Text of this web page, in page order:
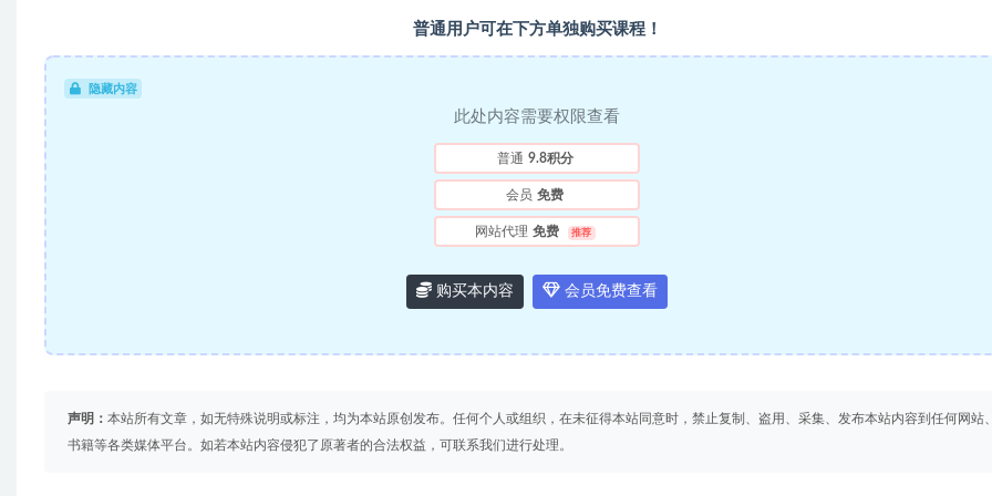
普通用户可在下方单独购买课程！
隐藏内容
此处内容需要权限查看
普通 9.8积分
会员 免费
网站代理 免费 推荐
购买本内容 会员免费查看
声明： 本站所有文章，如无特殊说明或标注，均为本站原创发布。任何个人或组织，在未征得本站同意时，禁止复制、盗用、采集、发布本站内容到任何网站
书籍等各类媒体平台。如若本站内容侵犯了原著者的合法权益，可联系我们进行处理。